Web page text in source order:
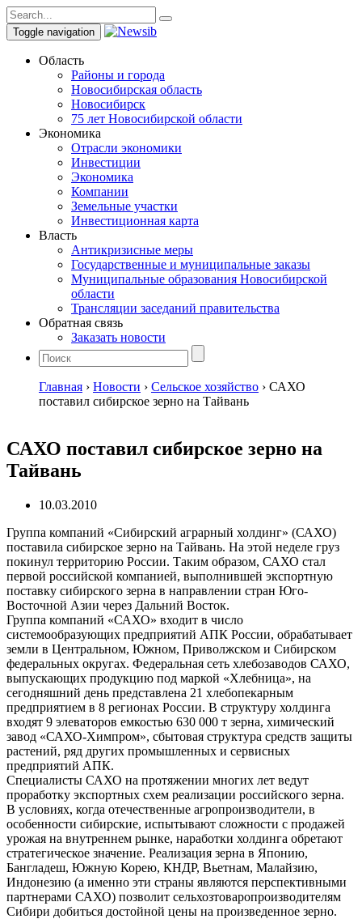
Toggle navigation
Область
Районы и города
Новосибирская область
Новосибирск
75 лет Новосибирской области
Экономика
Отрасли экономики
Инвестиции
Экономика
Компании
Земельные участки
Инвестиционная карта
Власть
Антикризисные меры
Государственные и муниципальные заказы
Муниципальные образования Новосибирской
области
Трансляции заседаний правительства
Обратная связь
Заказать новости
Главная › Новости › Сельское хозяйство › САХО
поставил сибирское зерно на Тайвань
САХО поставил сибирское зерно на
Тайвань
10.03.2010
Группа компаний «Сибирский аграрный холдинг» (САХО)
поставила сибирское зерно на Тайвань. На этой неделе груз
покинул территорию России. Таким образом, САХО стал
первой российской компанией, выполнившей экспортную
поставку сибирского зерна в направлении стран Юго-
Восточной Азии через Дальний Восток.
Группа компаний «САХО» входит в число
системообразующих предприятий АПК России, обрабатывает
земли в Центральном, Южном, Приволжском и Сибирском
федеральных округах. Федеральная сеть хлебозаводов САХО,
выпускающих продукцию под маркой «Хлебница», на
сегодняшний день представлена 21 хлебопекарным
предприятием в 8 регионах России. В структуру холдинга
входят 9 элеваторов емкостью 630 000 т зерна, химический
завод «САХО-Химпром», сбытовая структура средств защиты
растений, ряд других промышленных и сервисных
предприятий АПК.
Специалисты САХО на протяжении многих лет ведут
проработку экспортных схем реализации российского зерна.
В условиях, когда отечественные агропроизводители, в
особенности сибирские, испытывают сложности с продажей
урожая на внутреннем рынке, наработки холдинга обретают
стратегическое значение. Реализация зерна в Японию,
Бангладеш, Южную Корею, КНДР, Вьетнам, Малайзию,
Индонезию (а именно эти страны являются перспективными
партнерами САХО) позволит сельхозтоваропроизводителям
Сибири добиться достойной цены на произведенное зерно.